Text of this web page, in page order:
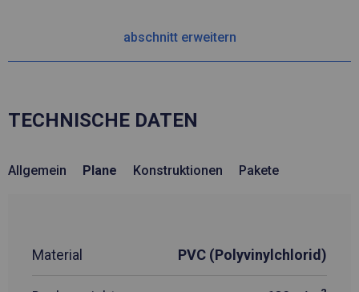
abschnitt erweitern
TECHNISCHE DATEN
Allgemein Plane Konstruktionen Pakete
Material PVC (Polyvinylchlorid)